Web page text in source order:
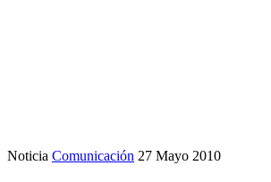
Noticia Comunicación 27 Mayo 2010